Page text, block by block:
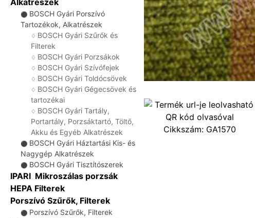
Alkatrészek
⚫ BOSCH Gyári Porszívó
Tartozékok, Alkatrészek
♢ BOSCH Gyári Szűrők és
Filterek
♢ BOSCH Gyári Porzsákok
♢ BOSCH Gyári Szívófejek
♢ BOSCH Gyári Toldócsövek
♢ BOSCH Gyári Gégecsövek és
tartozékai
♢ BOSCH Gyári Tartály,
Portartály, Porzsáktartó, Töltő,
Akku és Egyéb Alkatrészek
⚫ BOSCH Gyári Háztartási Kis- és
Nagygép Alkatrészek
⚫ BOSCH Gyári Tisztítószerek
IPARI Mikroszálas porzsák
HEPA Filterek
Porszívó Szűrők, Filterek
⚫ Porszívó Szűrők, Filterek
Cikkszám: GA1570